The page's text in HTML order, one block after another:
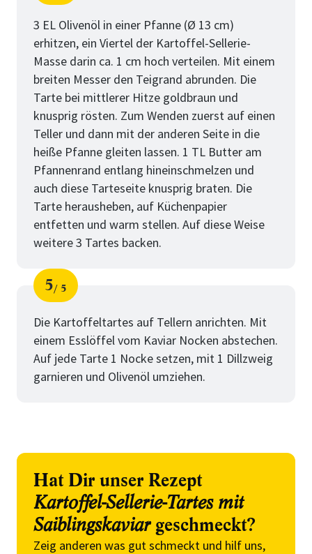
Schritt
von
3 EL Olivenöl in einer Pfanne (Ø 13 cm)
erhitzen, ein Viertel der Kartoffel-Sellerie-
Masse darin ca. 1 cm hoch verteilen. Mit einem
breiten Messer den Teigrand abrunden. Die
Tarte bei mittlerer Hitze goldbraun und
knusprig rösten. Zum Wenden zuerst auf einen
Teller und dann mit der anderen Seite in die
heiße Pfanne gleiten lassen. 1 TL Butter am
Pfannenrand entlang hineinschmelzen und
auch diese Tarteseite knusprig braten. Die
Tarte herausheben, auf Küchenpapier
entfetten und warm stellen. Auf diese Weise
weitere 3 Tartes backen.
Schritt
5
von
5
Die Kartoffeltartes auf Tellern anrichten. Mit
einem Esslöffel vom Kaviar Nocken abstechen.
Auf jede Tarte 1 Nocke setzen, mit 1 Dillzweig
garnieren und Olivenöl umziehen.
Hat Dir unser Rezept
Kartoffel-Sellerie-Tartes mit
Saiblingskaviargeschmeckt?
Zeig anderen was gut schmeckt und hilf uns,